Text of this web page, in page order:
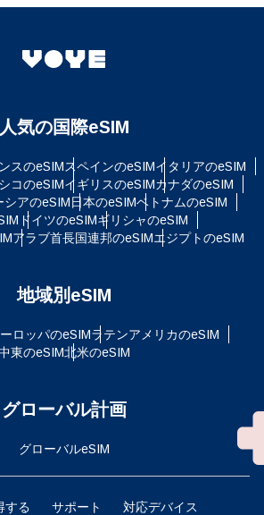
人気の国際eSIM
スのeSIMスペインのeSIMイタリアのeSIM
コのeSIMイギリスのeSIMカナダのeSIM
シアのeSIM日本のeSIMベトナムのeSIM
ドイツのeSIMギリシャのeSIM
アラブ首長国連邦のeSIMエジプトのeSIM
地域別eSIM
ロッパのeSIMラテンアメリカのeSIM
東のeSIM北米のeSIM
グローバル計画
グローバルeSIM
する サポート 対応デバイス